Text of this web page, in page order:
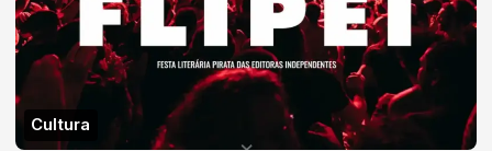
Cultura